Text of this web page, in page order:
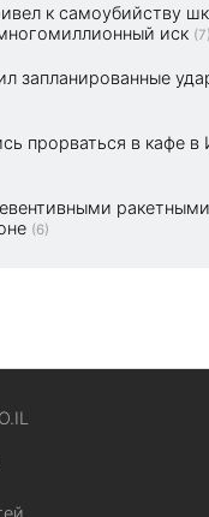
к самоубийству
иск (7)
запланированные
прорваться в кафе
(6)